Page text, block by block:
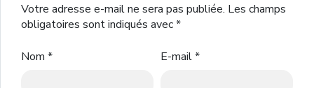
Votre adresse e-mail ne sera pas publiée. Les champs
obligatoires sont indiqués avec*
Nom * E-mail*